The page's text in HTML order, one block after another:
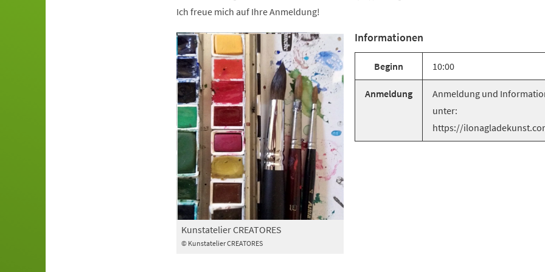
Ich freue mich auf Ihre Anmeldung!
© Kunstatelier CREATORES
Kunstatelier CREATORES
Informationen
Beginn 10:00
Anmeldung
Anmeldung und
unter:
https://